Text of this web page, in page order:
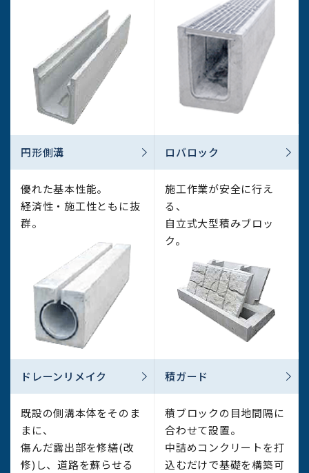
宮城県亘理高等学校にて企業説明会…
2023.01.07
新年あけましておめでとうございます…
2022.06.16
宮城工場新築工事の地鎮祭を開催…
2022.06.07
宮城県、亘理町と立地協定を締結…
円形側溝
優れた基本性能。
経済性・施工性ともに抜
群。
ロバロック
施工作業が安全に行え
る、
自立式大型積みブロッ
ク。
ドレーンリメイク
既設の側溝本体をそのま
まに、
傷んだ露出部を修繕(改
修)し、 道路を蘇らせる
積ガード
積ブロックの目地間隔に
合わせて設置。
中詰めコンクリートを打
込むだけで基礎を構築可